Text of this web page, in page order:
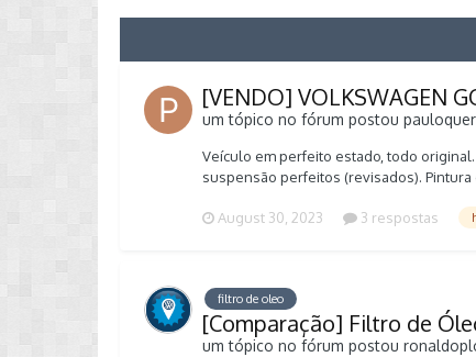
[VENDO] VOLKSWAGEN
um tópico no fórum postou
Veículo em perfeito estado, todo
suspensão perfeitos (revisados).
https://www.webmotors.com.br/
August 30, 2023 3 respostas
filtro de oleo
[Comparação] Filtro de
um tópico no fórum postou